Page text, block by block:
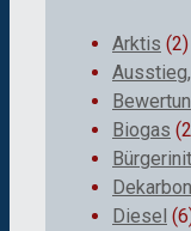
Arktis (2)
Biogas
Diesel